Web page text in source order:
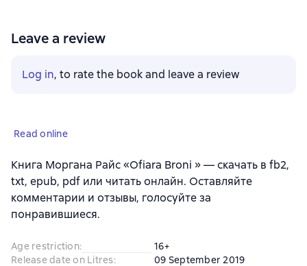
Leave a review
Log in, to rate the book and leave a review
Read online
Книга Моргана Райс «Ofiara Broni » — скачать в fb2,
txt, epub, pdf или читать онлайн. Оставляйте
комментарии и отзывы, голосуйте за
понравившиеся.
Age restriction:
16+
Release date on Litres:
09 September 2019